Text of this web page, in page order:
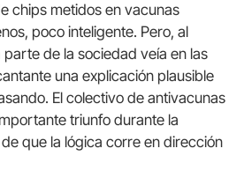
chips metidos en vacunas
poco inteligente. Pero, al
de la sociedad veía en las
una explicación plausible
El colectivo de antivacunas
triunfo durante la
que la lógica corre en dirección